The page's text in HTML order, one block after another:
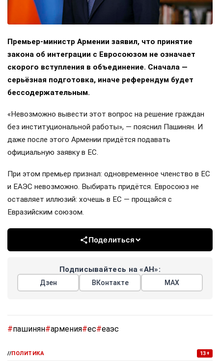
Премьер-министр Армении заявил, что принятие
закона об интеграции с Евросоюзом не означает
скорого вступления в объединение. Сначала —
серьёзная подготовка, иначе референдум будет
бессодержательным.
«Невозможно вывести этот вопрос на решение граждан
без институциональной работы», — пояснил Пашинян. И
даже после этого Армении придётся подавать
официальную заявку в ЕС.
При этом премьер признал: одновременное членство в ЕС
и ЕАЭС невозможно. Выбирать придётся. Евросоюз не
оставляет иллюзий: хочешь в ЕС — прощайся с
Евразийским союзом.
Поделиться
Подписывайтесь на «АН»:
Дзен ВКонтакте МАХ
#пашинян#армения#ес#еаэс
//ПОЛИТИКА 13+